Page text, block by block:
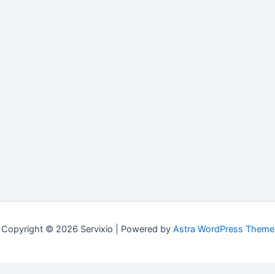
Copyright © 2026 Servixio | Powered by Astra WordPress Theme